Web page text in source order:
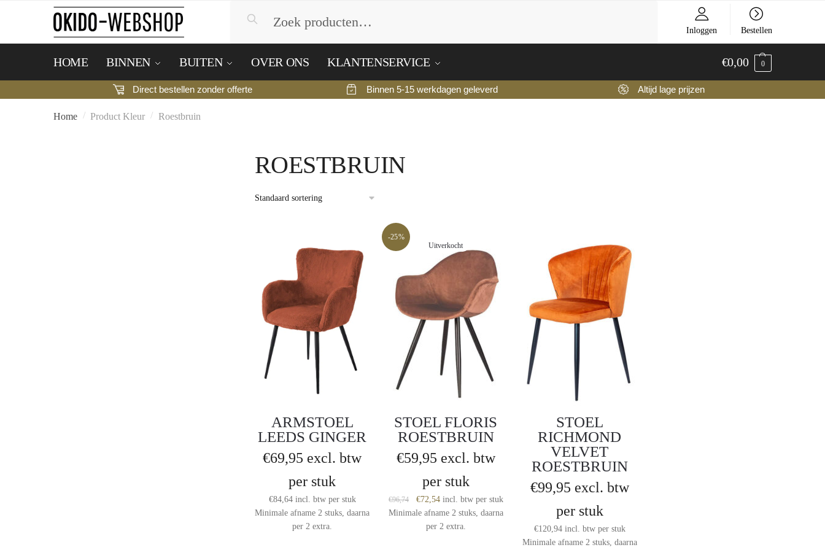
navigation
Zoeken
Zoeken
Inloggen Bestellen
HOME BINNEN BUITEN OVER ONS KLANTENSERVICE €0,00 0
Direct bestellen zonder offerte Binnen 5-15 werkdagen geleverd Altijd lage prijzen
Home / Product Kleur / Roestbruin
ROESTBRUIN
ARMSTOEL
LEEDS GINGER
€69,95 excl. btw
per stuk
€84,64 incl. btwper stuk
Minimale afname 2 stuks, daarna
per 2 extra.
-25%
Uitverkocht
STOEL FLORIS
ROESTBRUIN
€59,95 excl. btw
per stuk
€96,74
Original
price
was:
€72,54Current
price
is:
incl. btwper stuk
Minimale afname 2 stuks, daarna
per 2 extra.
STOEL
RICHMOND
VELVET
ROESTBRUIN
€99,95 excl. btw
per stuk
€120,94 incl. btwper stuk
Minimale afname 2 stuks, daarna